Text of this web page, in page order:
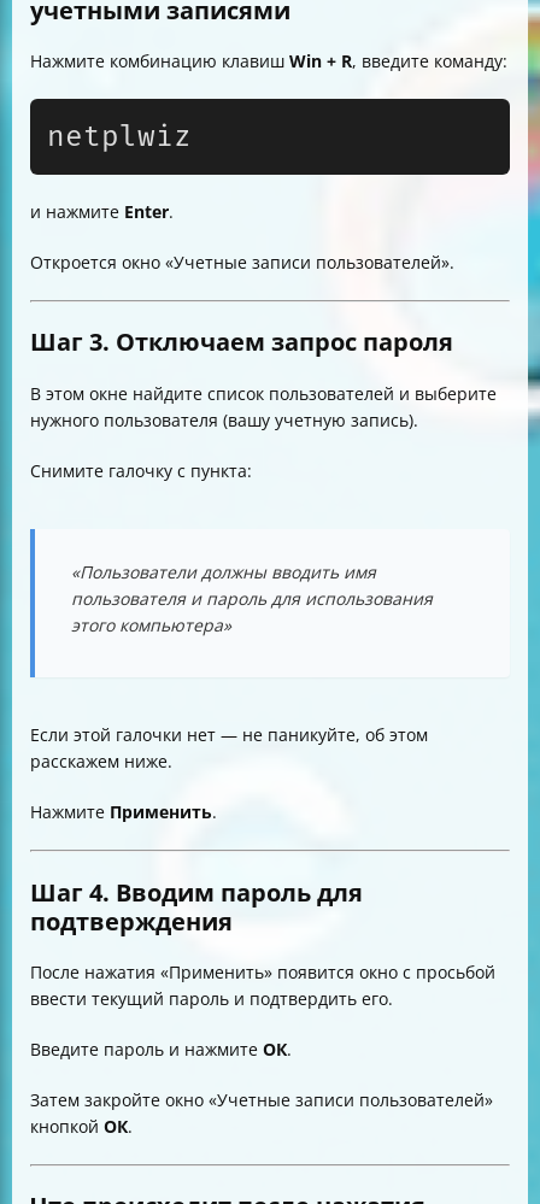
учетными записями
Нажмите комбинацию клавиш Win + R, введите команду:
netplwiz
и нажмите Enter.
Откроется окно «Учетные записи пользователей».
Шаг 3. Отключаем запрос пароля
В этом окне найдите список пользователей и выберите
нужного пользователя (вашу учетную запись).
Снимите галочку с пункта:
«Пользователи должны вводить имя
пользователя и пароль для использования
этого компьютера»
Если этой галочки нет — не паникуйте, об этом
расскажем ниже.
Нажмите Применить.
Шаг 4. Вводим пароль для
подтверждения
После нажатия «Применить» появится окно с просьбой
ввести текущий пароль и подтвердить его.
Введите пароль и нажмите ОК.
Затем закройте окно «Учетные записи пользователей»
кнопкой ОК.